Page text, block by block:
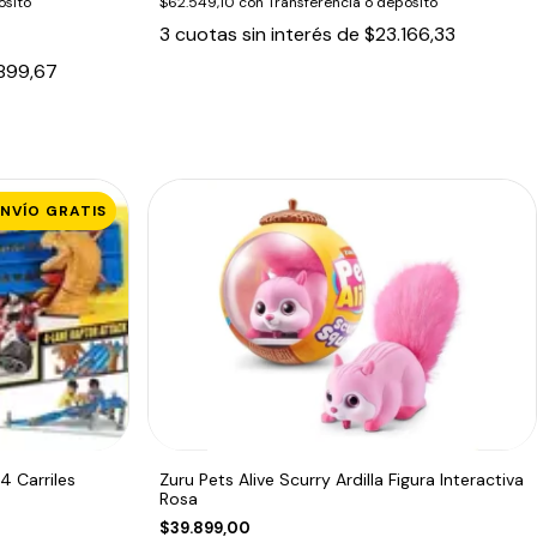
3 cuotas sin interés de$23.166,33
GRATIS
Carriles
Zuru Pets Alive Scurry Ardilla Figura Interactiva
Rosa
$39.899,00